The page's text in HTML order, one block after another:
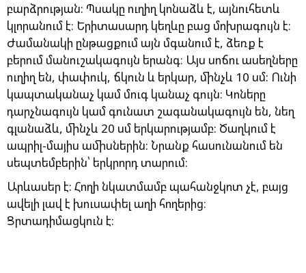
բարձրության: Պսակը ուղիղ կոնաձև է, այնուհետև
կլորանում է։ Երիտասարդ կեղևը բաց մոխրագույն է։
Ժամանակի ընթացքում այն ​​մգանում է, ձեռք է
բերում մանուշակագույն երանգ։ Այս սոճու ասեղները
ուղիղ են, փափուկ, ճկուն և երկար, մինչև 10 սմ: Ունի
կապտականաչ կամ մուգ կանաչ գույն։ Կոները
դարչնագույն կամ գունատ շագանակագույն են, նեղ
գլանաձև, մինչև 20 սմ երկարությամբ: Ծաղկում է
ապրիլ-մայիս ամիսներին: Նրանք հասունանում են
սեպտեմբերին՝ երկրորդ տարում։
Արևասեր է: Հողի նկատմամբ պահանջկոտ չէ, բայց
ավելի լավ է խուսափել աղի հողերից։
Ցրտադիմացկուն է։